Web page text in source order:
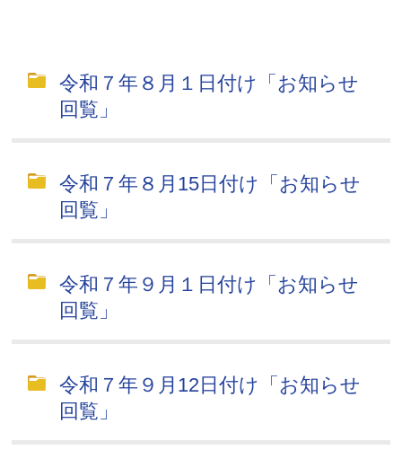
令和７年８月１日付け「お知らせ
回覧」
令和７年８月15日付け「お知らせ
回覧」
令和７年９月１日付け「お知らせ
回覧」
令和７年９月12日付け「お知らせ
回覧」